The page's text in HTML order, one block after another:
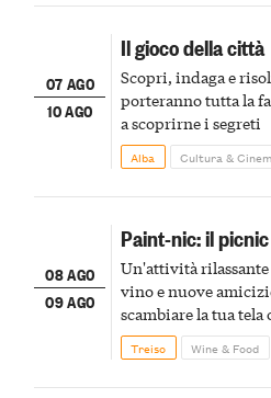
07 AGO
10 AGO
Il gioco della città
Scopri, indaga e
porteranno tutta la
a scoprirne i segreti
Alba Cultura &
08 AGO
09 AGO
Paint-nic: il
Un'attività
vino e nuove
scambiare la tua tela
Treiso Wine & Food